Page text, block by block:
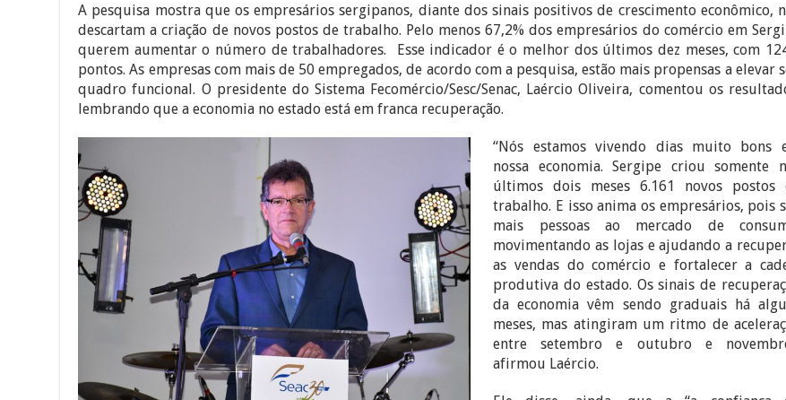
p
p
o
o
k
a
m
A pesquisa mostra que os empresários sergipanos, diante dos sinais positivos de crescimento econômico,
descartam a criação de novos postos de trabalho. Pelo menos 67,2% dos empresários do comércio em
querem aumentar o número de trabalhadores. Esse indicador é o melhor dos últimos dez meses, com
pontos. As empresas com mais de 50 empregados, de acordo com a pesquisa, estão mais propensas a elevar
quadro funcional. O presidente do Sistema Fecomércio/Sesc/Senac, Laércio Oliveira, comentou os
lembrando que a economia no estado está em franca recuperação.
“Nós estamos vivendo dias muito bons
nossa economia. Sergipe criou somente
últimos dois meses 6.161 novos postos
trabalho. E isso anima os empresários, pois
mais pessoas ao mercado de
movimentando as lojas e ajudando a
as vendas do comércio e fortalecer a
produtiva do estado. Os sinais de
da economia vêm sendo graduais há
meses, mas atingiram um ritmo de
entre setembro e outubro e